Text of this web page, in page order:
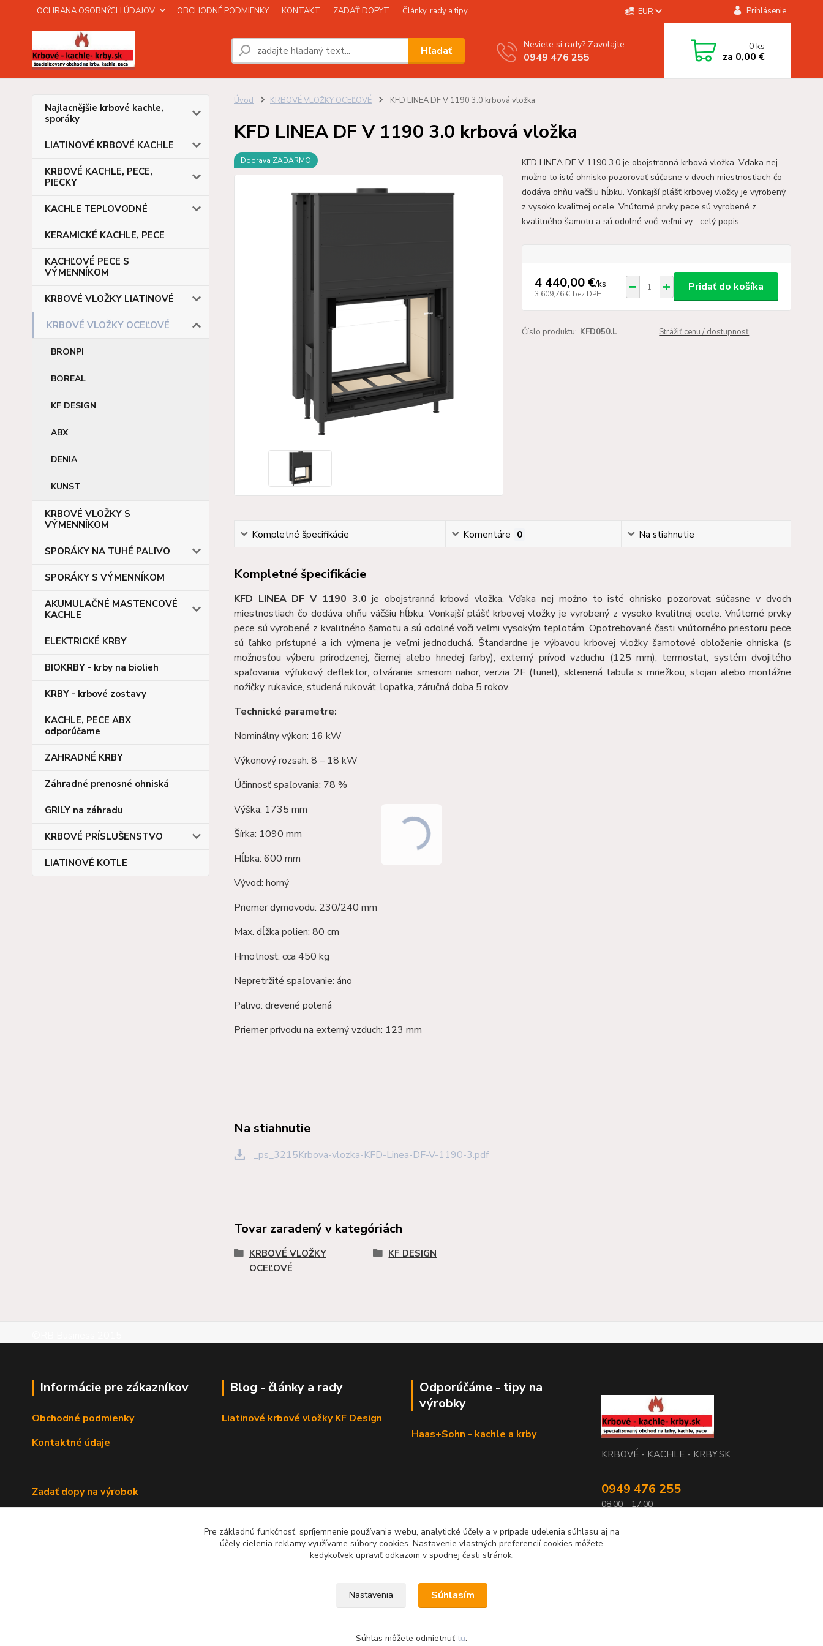
OCHRANA OSOBNÝCH ÚDAJOV OBCHODNÉ PODMIENKY KONTAKT ZADAŤ DOPYT Články, rady a tipy EUR Prihlásenie
Hľadať Neviete si rady? Zavolajte.
0949 476 255
0ks
za 0,00 €
Najlacnějšie krbové kachle,
sporáky
LIATINOVÉ KRBOVÉ KACHLE
KRBOVÉ KACHLE, PECE,
PIECKY
KACHLE TEPLOVODNÉ
KERAMICKÉ KACHLE, PECE
KACHĽOVÉ PECE S
VÝMENNÍKOM
KRBOVÉ VLOŽKY LIATINOVÉ
KRBOVÉ VLOŽKY OCEĽOVÉ
BRONPI
BOREAL
KF DESIGN
ABX
DENIA
KUNST
KRBOVÉ VLOŽKY S
VÝMENNÍKOM
SPORÁKY NA TUHÉ PALIVO
SPORÁKY S VÝMENNÍKOM
AKUMULAČNÉ MASTENCOVÉ
KACHLE
ELEKTRICKÉ KRBY
BIOKRBY - krby na biolieh
KRBY - krbové zostavy
KACHLE, PECE ABX
odporúčame
ZAHRADNÉ KRBY
Záhradné prenosné ohniská
GRILY na záhradu
KRBOVÉ PRÍSLUŠENSTVO
LIATINOVÉ KOTLE
Úvod KRBOVÉ VLOŽKY OCEĽOVÉ KFD LINEA DF V 1190 3.0 krbová vložka
KFD LINEA DF V 1190 3.0 krbová vložka
Doprava ZADARMO
KFD LINEA DF V 1190 3.0 je obojstranná krbová vložka. Vďaka nej
možno to isté ohnisko pozorovať súčasne v dvoch miestnostiach čo
dodáva ohňu väčšiu hĺbku. Vonkajší plášť krbovej vložky je vyrobený
z vysoko kvalitnej ocele. Vnútorné prvky pece sú vyrobené z
kvalitného šamotu a sú odolné voči veľmi vy... celý popis
4 440,00 €/ks
3 609,76 € bez DPH
Pridať do košíka
Číslo produktu: KFD050.L Strážiť cenu / dostupnosť
Kompletné špecifikácie Komentáre 0 Na stiahnutie
Kompletné špecifikácie
KFD LINEA DF V 1190 3.0 je obojstranná krbová vložka. Vďaka nej možno to isté ohnisko pozorovať súčasne v dvoch
miestnostiach čo dodáva ohňu väčšiu hĺbku. Vonkajší plášť krbovej vložky je vyrobený z vysoko kvalitnej ocele. Vnútorné prvky
pece sú vyrobené z kvalitného šamotu a sú odolné voči veľmi vysokým teplotám. Opotrebované časti vnútorného priestoru pece
sú ľahko prístupné a ich výmena je veľmi jednoduchá. Štandardne je výbavou krbovej vložky šamotové obloženie ohniska (s
možnosťou výberu prirodzenej, čiernej alebo hnedej farby), externý prívod vzduchu (125 mm), termostat, systém dvojitého
spaľovania, výfukový deflektor, otváranie smerom nahor, verzia 2F (tunel), sklenená tabuľa s mriežkou, stojan alebo montážne
nožičky, rukavice, studená rukoväť, lopatka, záručná doba 5 rokov.
Technické parametre:
Nominálny výkon: 16 kW
Výkonový rozsah: 8 – 18 kW
Účinnosť spaľovania: 78 %
Výška: 1735 mm
Šírka: 1090 mm
Hĺbka: 600 mm
Vývod: horný
Priemer dymovodu: 230/240 mm
Max. dĺžka polien: 80 cm
Hmotnosť: cca 450 kg
Nepretržité spaľovanie: áno
Palivo: drevené polená
Priemer prívodu na externý vzduch: 123 mm
Na stiahnutie
_ps_3215Krbova-vlozka-KFD-Linea-DF-V-1190-3.pdf
Tovar zaradený v kategóriách
KRBOVÉ VLOŽKY
OCEĽOVÉ
KF DESIGN
Informácie pre zákazníkov
Obchodné podmienky
Kontaktné údaje
Zadať dopy na výrobok
Blog - články a rady
Liatinové krbové vložky KF Design
Odporúčáme - tipy na
výrobky
Haas+Sohn - kachle a krby
KRBOVÉ - KACHLE - KRBY.SK
0949 476 255
08:00 - 17.00
rbobchodsk@gmail.com
Pre základnú funkčnosť, spríjemnenie používania webu, analytické účely a v prípade udelenia súhlasu aj na
účely cielenia reklamy využívame súbory cookies. Nastavenie vlastných preferencií cookies môžete
kedykoľvek upraviť odkazom v spodnej časti stránok.
Nastavenia Súhlasím
Súhlas môžete odmietnuť tu.